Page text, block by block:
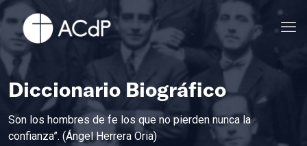
Diccionario Biográfico
Son los hombres de fe los que no pierden nunca la
confianza”. (Ángel Herrera Oria)